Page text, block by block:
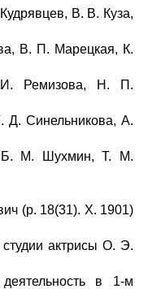
В. В. Куза,
В. П. Марецкая, К.
Ремизова, Н. П.
Д. Синельникова, А.
Б. М. Шухмин, Т. М.
(р. 18(31). X. 1901)
студии актрисы О. Э.
в 1-м